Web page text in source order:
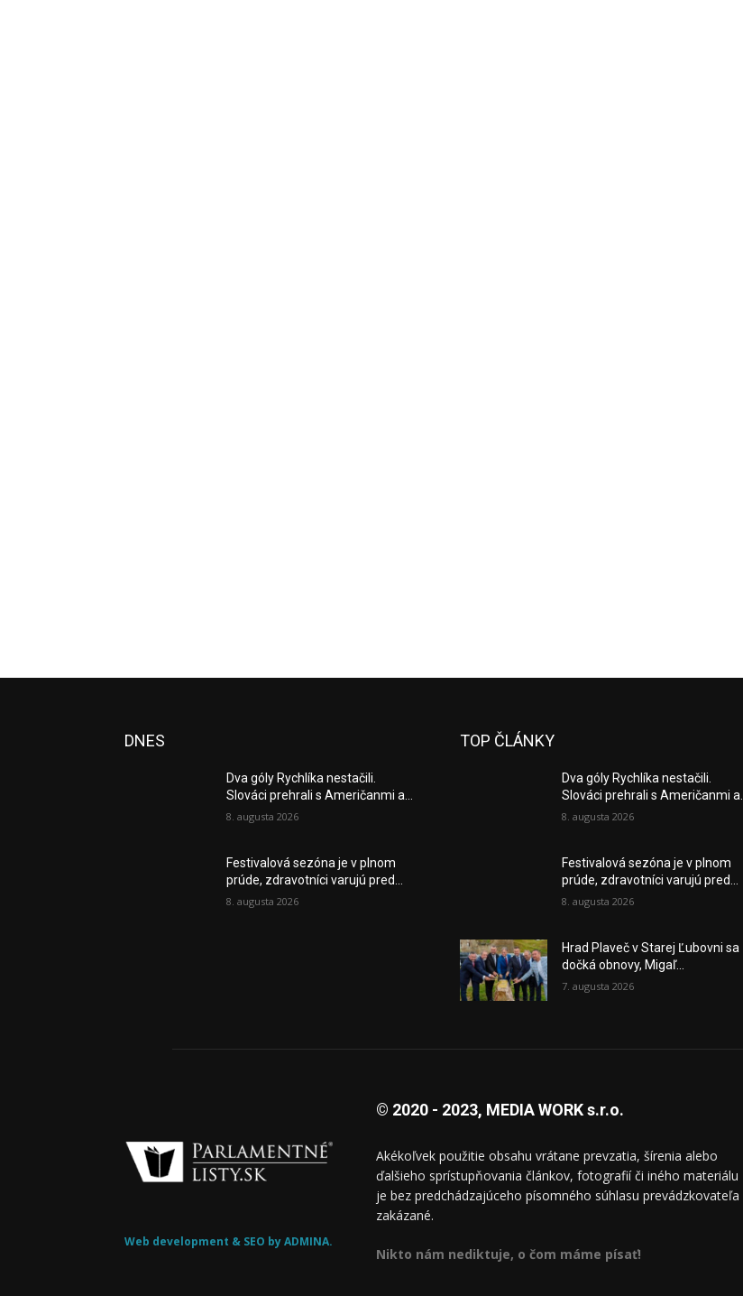
DNES
Dva góly Rychlíka nestačili.
Slováci prehrali s Američanmi a...
8. augusta 2026
Festivalová sezóna je v plnom
prúde, zdravotníci varujú pred...
8. augusta 2026
TOP ČLÁNKY
Dva góly Rychlíka nestačili.
Slováci prehrali s Američanmi a...
8. augusta 2026
Festivalová sezóna je v plnom
prúde, zdravotníci varujú pred...
8. augusta 2026
Hrad Plaveč v Starej Ľubovni sa
dočká obnovy, Migaľ...
7. augusta 2026
Web development & SEO by ADMINA.
© 2020 - 2023, MEDIA WORK s.r.o.
Akékoľvek použitie obsahu vrátane prevzatia, šírenia alebo
ďalšieho sprístupňovania článkov, fotografií či iného materiálu
je bez predchádzajúceho písomného súhlasu prevádzkovateľa
zakázané.
Nikto nám nediktuje, o čom máme písať!